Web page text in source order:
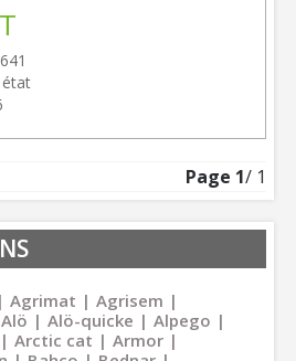
Page 1/ 1
Agrimat
Agrisem
Alö Alö-quicke
Alpego
Arctic cat
Armor